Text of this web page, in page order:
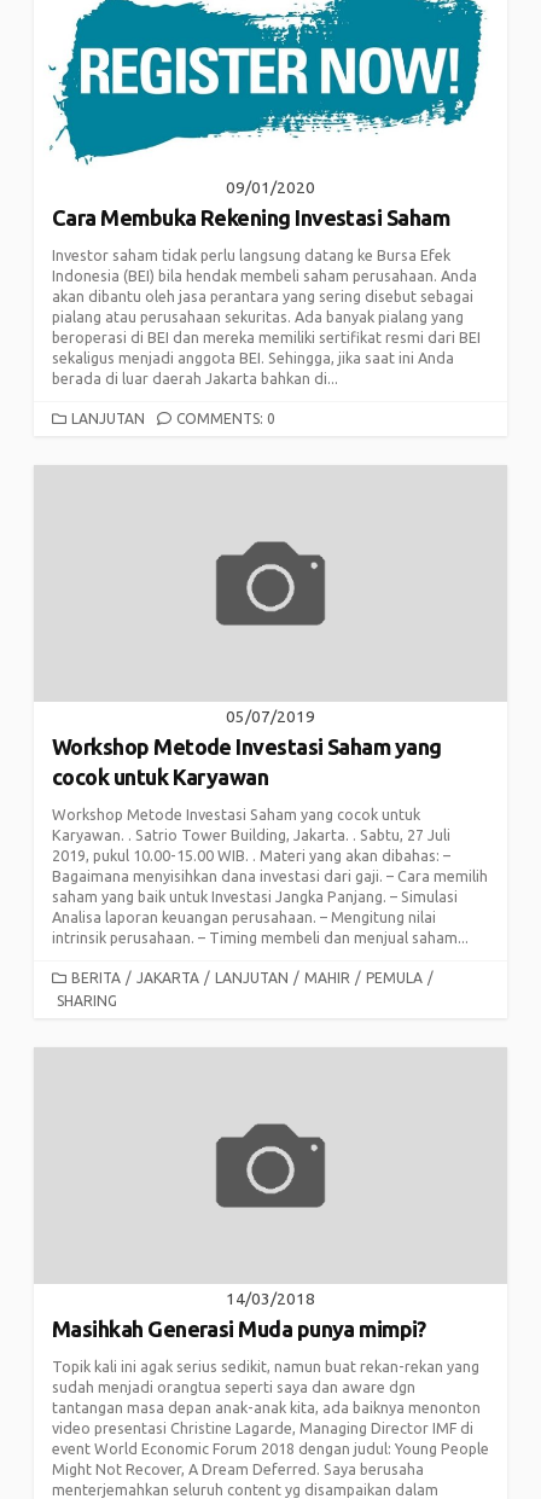
09/01/2020
Cara Membuka Rekening Investasi Saham
Investor saham tidak perlu langsung datang ke Bursa Efek
Indonesia (BEI) bila hendak membeli saham perusahaan. Anda
akan dibantu oleh jasa perantara yang sering disebut sebagai
pialang atau perusahaan sekuritas. Ada banyak pialang yang
beroperasi di BEI dan mereka memiliki sertifikat resmi dari BEI
sekaligus menjadi anggota BEI. Sehingga, jika saat ini Anda
berada di luar daerah Jakarta bahkan di...
CATEGORIES
LANJUTAN COMMENTS: 0
05/07/2019
Workshop Metode Investasi Saham yang
cocok untuk Karyawan
Workshop Metode Investasi Saham yang cocok untuk
Karyawan. . Satrio Tower Building, Jakarta. . Sabtu, 27 Juli
2019, pukul 10.00-15.00 WIB. . Materi yang akan dibahas: –
Bagaimana menyisihkan dana investasi dari gaji. – Cara memilih
saham yang baik untuk Investasi Jangka Panjang. – Simulasi
Analisa laporan keuangan perusahaan. – Mengitung nilai
intrinsik perusahaan. – Timing membeli dan menjual saham...
CATEGORIES
BERITA / JAKARTA / LANJUTAN / MAHIR / PEMULA /
SHARING
14/03/2018
Masihkah Generasi Muda punya mimpi?
Topik kali ini agak serius sedikit, namun buat rekan-rekan yang
sudah menjadi orangtua seperti saya dan aware dgn
tantangan masa depan anak-anak kita, ada baiknya menonton
video presentasi Christine Lagarde, Managing Director IMF di
event World Economic Forum 2018 dengan judul: Young People
Might Not Recover, A Dream Deferred. Saya berusaha
menterjemahkan seluruh content yg disampaikan dalam